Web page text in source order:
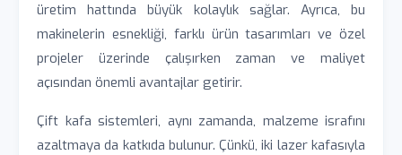
üretim hattında büyük kolaylık sağlar. Ayrıca, bu
makinelerin esnekliği, farklı ürün tasarımları ve özel
projeler üzerinde çalışırken zaman ve maliyet
açısından önemli avantajlar getirir.
Çift kafa sistemleri, aynı zamanda, malzeme israfını
azaltmaya da katkıda bulunur. Çünkü, iki lazer kafasıyla